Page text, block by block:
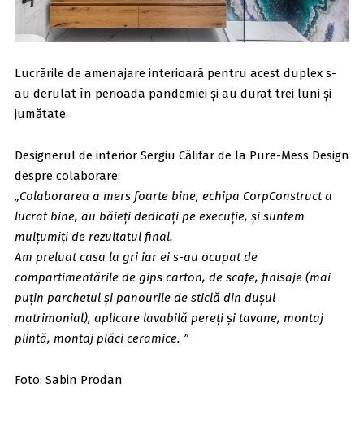
Lucrările de amenajare interioară pentru acest duplex s-
au derulat în perioada pandemiei și au durat trei luni și
jumătate.
Designerul de interior Sergiu Călifar de la Pure-Mess Design
despre colaborare:
„Colaborarea a mers foarte bine, echipa CorpConstruct a
lucrat bine, au băieți dedicați pe execuție, și suntem
mulțumiți de rezultatul final.
Am preluat casa la gri iar ei s-au ocupat de
compartimentările de gips carton, de scafe, finisaje (mai
puțin parchetul și panourile de sticlă din dușul
matrimonial), aplicare lavabilă pereți și tavane, montaj
plintă, montaj plăci ceramice. ”
Foto: Sabin Prodan